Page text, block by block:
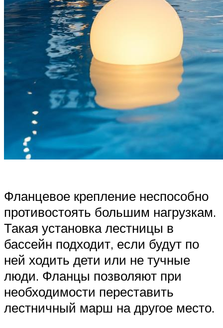
Фланцевое крепление неспособно
противостоять большим нагрузкам.
Такая установка лестницы в
бассейн подходит, если будут по
ней ходить дети или не тучные
люди. Фланцы позволяют при
необходимости переставить
лестничный марш на другое место.